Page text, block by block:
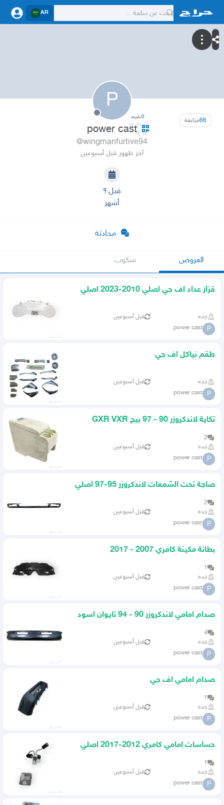
AR
P
66متابعة 0تقييم
power cast
@wingmanfurtive94
آخر ظهور قبل أسبوعين
قبل ٩
أشهر
محادثة
العروض سكوب
قزاز عداد اف جي اصلي 2010-2023 اصلي
جده قبل أسبوعين
P
power cast
طقم نياكل اف جي
جده قبل أسبوعين
P
power cast
تكاية لاندكروزر 90 - 97 بيج GXR VXR
2
جده
قبل أسبوعين
P
power cast
صاجة تحت الشمعات لاندكروزر 95-97 اصلي
2
جده
قبل أسبوعين
P
power cast
بطانة مكينة كامري 2007 - 2017
1
جده
قبل أسبوعين
P
power cast
صدام امامي لاندكروزر 90 - 94 تايوان اسود
4
جده
قبل أسبوعين
P
power cast
صدام امامي اف جي
1
جده
قبل أسبوعين
P
power cast
حساسات امامي كامري 2012-2017 اصلي
1
جده
قبل أسبوعين
P
power cast